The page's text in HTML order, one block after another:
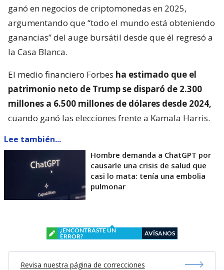
ganó en negocios de criptomonedas en 2025,
argumentando que “todo el mundo está obteniendo
ganancias” del auge bursátil desde que él regresó a
la Casa Blanca.
El medio financiero Forbes ha estimado que el
patrimonio neto de Trump se disparó de 2.300
millones a 6.500 millones de dólares desde 2024,
cuando ganó las elecciones frente a Kamala Harris.
Lee también...
Hombre demanda a ChatGPT por
causarle una crisis de salud que
casi lo mata: tenía una embolia
pulmonar
¿ENCONTRASTE UN
ERROR?
AVÍSANOS
Revisa nuestra página de correcciones